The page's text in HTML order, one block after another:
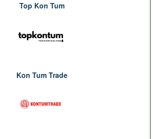
Top Kon Tum
Kon Tum Trade